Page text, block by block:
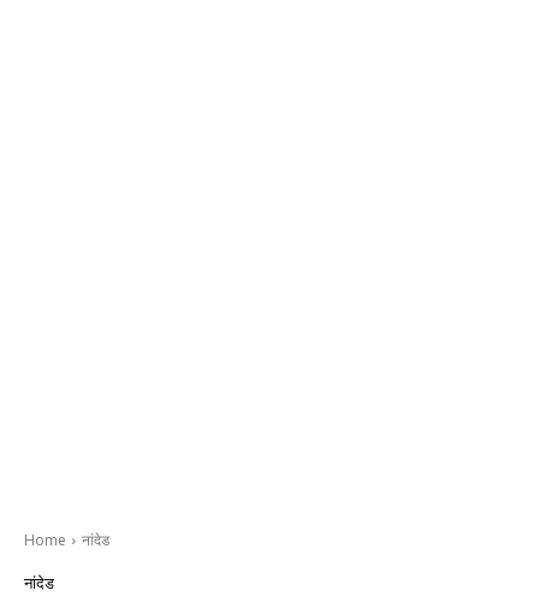
Home नांदेड
नांदेड